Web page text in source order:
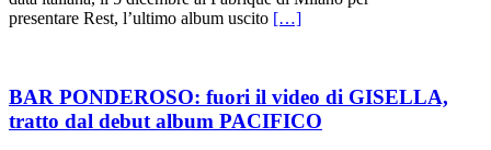
presentare Rest, l’ultimo album uscito […]
BAR PONDEROSO: fuori il video di GISELLA,
tratto dal debut album PACIFICO